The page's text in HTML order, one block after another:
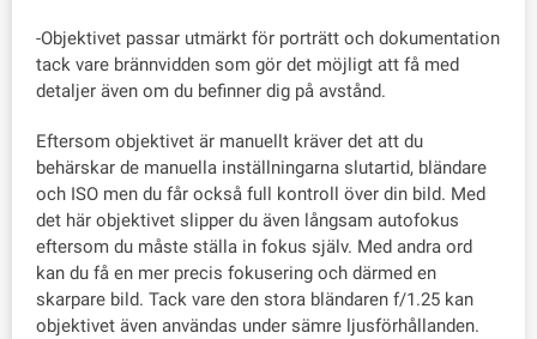
-Objektivet passar utmärkt för porträtt och dokumentation
tack vare brännvidden som gör det möjligt att få med
detaljer även om du befinner dig på avstånd.
Eftersom objektivet är manuellt kräver det att du
behärskar de manuella inställningarna slutartid, bländare
och ISO men du får också full kontroll över din bild. Med
det här objektivet slipper du även långsam autofokus
eftersom du måste ställa in fokus själv. Med andra ord
kan du få en mer precis fokusering och därmed en
skarpare bild. Tack vare den stora bländaren f/1.25 kan
objektivet även användas under sämre ljusförhållanden.